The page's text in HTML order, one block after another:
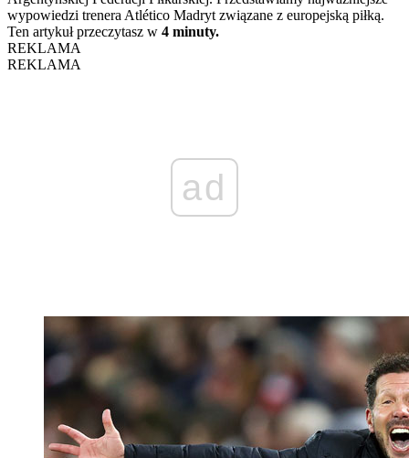
wypowiedzi trenera Atlético Madryt związane z europejską piłką.
Ten artykuł przeczytasz w 4 minuty.
REKLAMA
REKLAMA
ad